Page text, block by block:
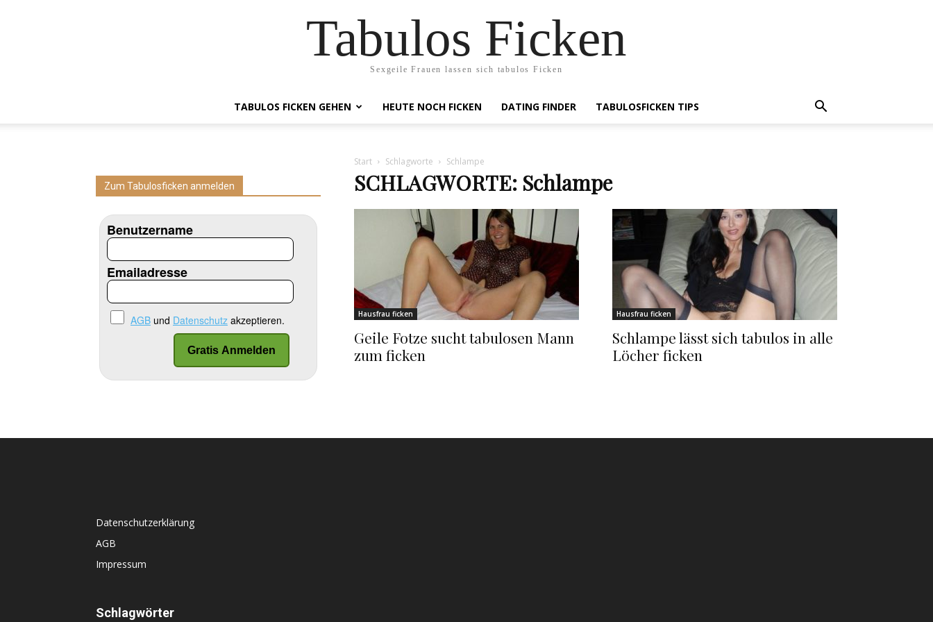
Tabulos Ficken
Sexgeile Frauen lassen sich tabulos Ficken
TABULOS FICKEN GEHEN HEUTE NOCH FICKEN DATING FINDER TABULOSFICKEN TIPS
Start Schlagworte Schlampe
SCHLAGWORTE: Schlampe
Hausfrau ficken
Geile Fotze sucht tabulosen Mann
zum ficken
Hausfrau ficken
Schlampe lässt sich tabulos in alle
Löcher ficken
Zum Tabulosficken anmelden
Benutzername
Emailadresse
AGB und Datenschutz akzeptieren.
Datenschutzerklärung
AGB
Impressum
Schlagwörter